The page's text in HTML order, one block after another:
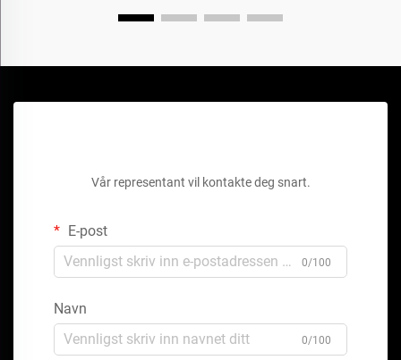
Vår representant vil kontakte deg snart.
E-post
0/100
Navn
0/100